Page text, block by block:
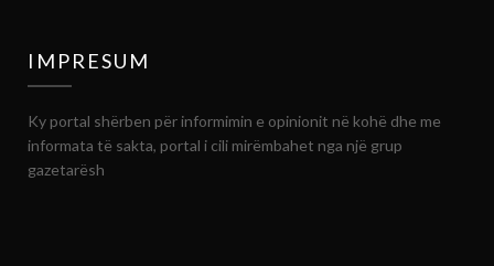
IMPRESUM
Ky portal shërben për informimin e opinionit në kohë dhe me
informata të sakta, portal i cili mirëmbahet nga një grup
gazetarësh